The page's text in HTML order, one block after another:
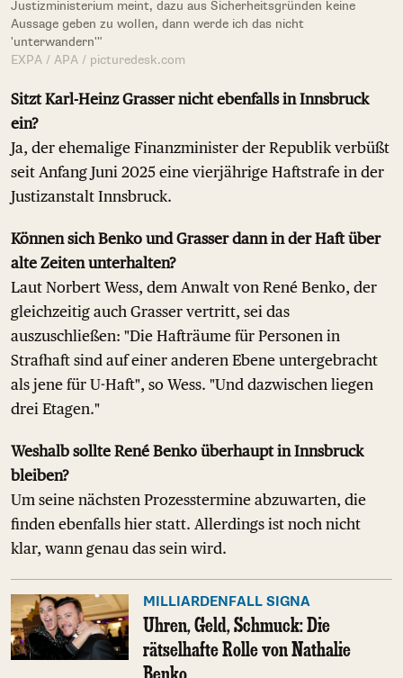
Justizministerium meint, dazu aus Sicherheitsgründen keine
Aussage geben zu wollen, dann werde ich das nicht
'unterwandern'"
EXPA / APA / picturedesk.com
Sitzt Karl-Heinz Grasser nicht ebenfalls in Innsbruck
ein?
Ja, der ehemalige Finanzminister der Republik verbüßt
seit Anfang Juni 2025 eine vierjährige Haftstrafe in der
Justizanstalt Innsbruck.
Können sich Benko und Grasser dann in der Haft über
alte Zeiten unterhalten?
Laut Norbert Wess, dem Anwalt von René Benko, der
gleichzeitig auch Grasser vertritt, sei das
auszuschließen: "Die Hafträume für Personen in
Strafhaft sind auf einer anderen Ebene untergebracht
als jene für U-Haft", so Wess. "Und dazwischen liegen
drei Etagen."
Weshalb sollte René Benko überhaupt in Innsbruck
bleiben?
Um seine nächsten Prozesstermine abzuwarten, die
finden ebenfalls hier statt. Allerdings ist noch nicht
klar, wann genau das sein wird.
MILLIARDENFALL SIGNA
Uhren, Geld, Schmuck: Die
rätselhafte Rolle von Nathalie